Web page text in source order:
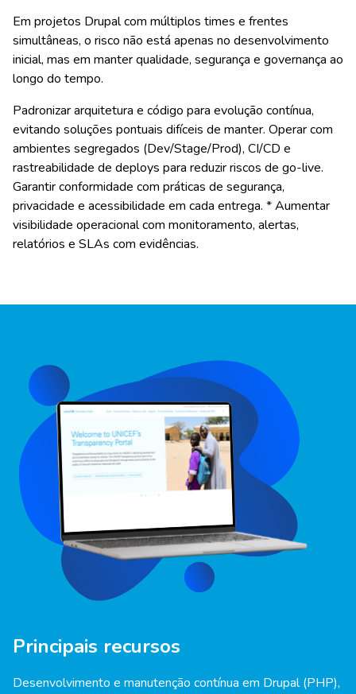
Em projetos Drupal com múltiplos times e frentes
simultâneas, o risco não está apenas no desenvolvimento
inicial, mas em manter qualidade, segurança e governança ao
longo do tempo.
Padronizar arquitetura e código para evolução contínua,
evitando soluções pontuais difíceis de manter. Operar com
ambientes segregados (Dev/Stage/Prod), CI/CD e
rastreabilidade de deploys para reduzir riscos de go-live.
Garantir conformidade com práticas de segurança,
privacidade e acessibilidade em cada entrega. * Aumentar
visibilidade operacional com monitoramento, alertas,
relatórios e SLAs com evidências.
Principais recursos
Desenvolvimento e manutenção contínua em Drupal (PHP),